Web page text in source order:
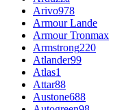
Arivo978
Armour Lande
Armour Tronmax
Armstrong220
Atlander99
Atlas1
Attar88
Austone688